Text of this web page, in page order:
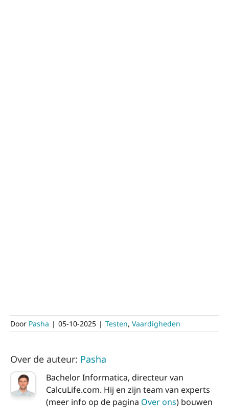
Door Pasha | 05-10-2025 | Testen, Vaardigheden
Over de auteur: Pasha
Bachelor Informatica, directeur van
CalcuLife.com. Hij en zijn team van experts
(meer info op de pagina Over ons) bouwen